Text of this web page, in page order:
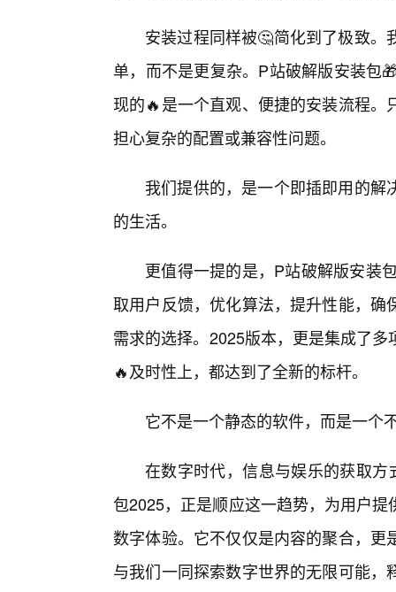
安装过程同样被🤔简化到了极致
单，而不是更复杂。P站破解版安装包
现的🔥是一个直观、便捷的安装流程
担心复杂的配置或兼容性问题。
我们提供的，是一个即插即用的
的生活。
更值得一提的是，P站破解版安装
取用户反馈，优化算法，提升性能，
需求的选择。2025版本，更是集成了
🔥及时性上，都达到了全新的标杆。
它不是一个静态的软件，而是一个
在数字时代，信息与娱乐的获取
包2025，正是顺应这一趋势，为用户
数字体验。它不仅仅是内容的聚合，
与我们一同探索数字世界的无限可能